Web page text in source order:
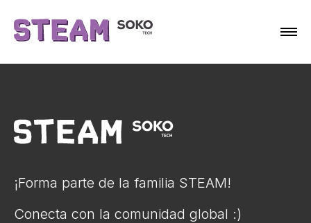
¡Forma parte de la familia STEAM!
Conecta con la comunidad global :)